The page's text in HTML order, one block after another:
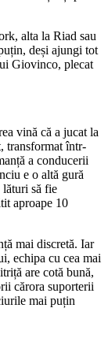
alta la Riad sau
deși ajungi tot
Giovinco, plecat
vină că a jucat la
transformat într-
a conducerii
e o altă gură
lături să fie
aproape 10
mai discretă. Iar
echipa cu cea mai
are cotă bună,
cărora suporterii
mai puțin